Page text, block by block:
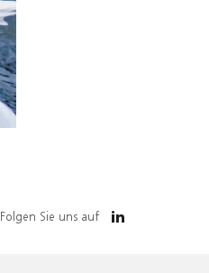
Folgen Sie uns auf